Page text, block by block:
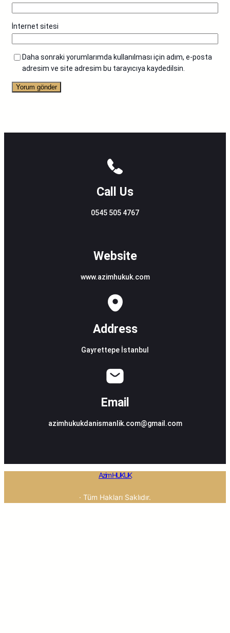
İnternet sitesi
Daha sonraki yorumlarımda kullanılması için adım, e-posta
adresim ve site adresim bu tarayıcıya kaydedilsin.
Call Us
0545 505 4767
Website
www.azimhukuk.com
Address
Gayrettepe İstanbul
Email
azimhukukdanismanlik.com@gmail.com
Azim HUKUK
· Tüm Hakları Saklıdır.